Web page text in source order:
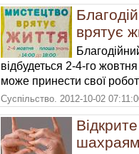
врятує
відбудеться 2-4-го
може принести свої
Суспільство. 2012-10-02